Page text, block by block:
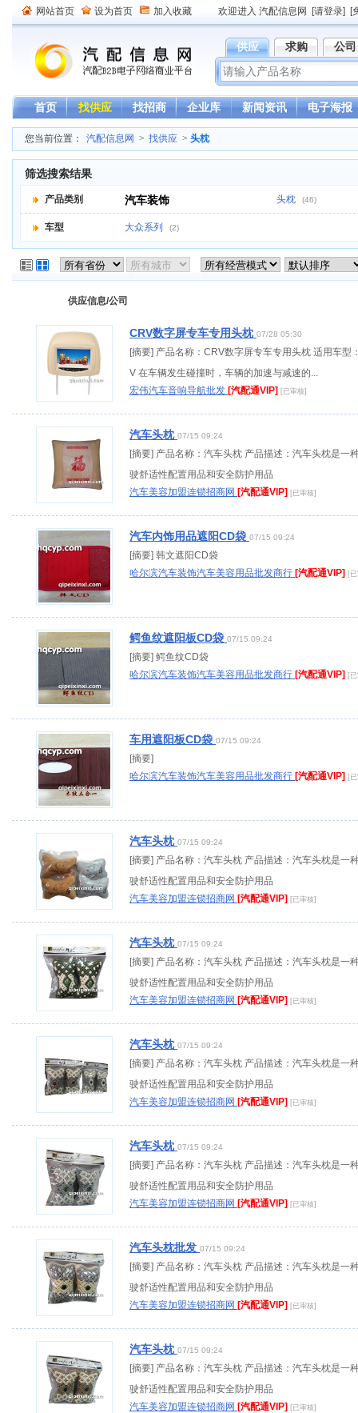
网站首页 设为首页 加入收藏 欢迎进入 汽配信息网 [请登录] [
供应 求购 公司
首页 找供应 找招商 企业库 新闻资讯 电子海报
您当前位置： 汽配信息网 > 找供应 > 头枕
筛选搜索结果
产品类别 汽车装饰 头枕 (46)
车型 大众系列 (2)
供应信息/公司
CRV数字屏专车专用头枕 07/28 05:30
[摘要] 产品名称：CRV数字屏专车专用头枕 适用车型
V 在车辆发生碰撞时，车辆的加速与减速的...
宏伟汽车音响导航批发 [汽配通VIP] [已审核]
汽车头枕 07/15 09:24
[摘要] 产品名称：汽车头枕 产品描述：汽车头枕是一
驶舒适性配置用品和安全防护用品
汽车美容加盟连锁招商网 [汽配通VIP] [已审核]
汽车内饰用品遮阳CD袋 07/15 09:24
[摘要] 韩文遮阳CD袋
哈尔滨汽车装饰汽车美容用品批发商行 [汽配通VIP] [
鳄鱼纹遮阳板CD袋 07/15 09:24
[摘要] 鳄鱼纹CD袋
哈尔滨汽车装饰汽车美容用品批发商行 [汽配通VIP] [
车用遮阳板CD袋 07/15 09:24
[摘要]
哈尔滨汽车装饰汽车美容用品批发商行 [汽配通VIP] [
汽车头枕 07/15 09:24
[摘要] 产品名称：汽车头枕 产品描述：汽车头枕是一
驶舒适性配置用品和安全防护用品
汽车美容加盟连锁招商网 [汽配通VIP] [已审核]
汽车头枕 07/15 09:24
[摘要] 产品名称：汽车头枕 产品描述：汽车头枕是一
驶舒适性配置用品和安全防护用品
汽车美容加盟连锁招商网 [汽配通VIP] [已审核]
汽车头枕 07/15 09:24
[摘要] 产品名称：汽车头枕 产品描述：汽车头枕是一
驶舒适性配置用品和安全防护用品
汽车美容加盟连锁招商网 [汽配通VIP] [已审核]
汽车头枕 07/15 09:24
[摘要] 产品名称：汽车头枕 产品描述：汽车头枕是一
驶舒适性配置用品和安全防护用品
汽车美容加盟连锁招商网 [汽配通VIP] [已审核]
汽车头枕批发 07/15 09:24
[摘要] 产品名称：汽车头枕 产品描述：汽车头枕是一
驶舒适性配置用品和安全防护用品
汽车美容加盟连锁招商网 [汽配通VIP] [已审核]
汽车头枕 07/15 09:24
[摘要] 产品名称：汽车头枕 产品描述：汽车头枕是一
驶舒适性配置用品和安全防护用品
汽车美容加盟连锁招商网 [汽配通VIP] [已审核]